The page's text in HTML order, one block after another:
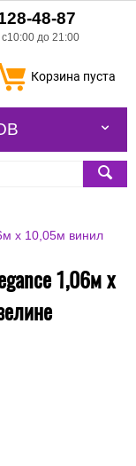
48-87
до 21:00
Корзина пуста
х 10,05м винил
1,06м х